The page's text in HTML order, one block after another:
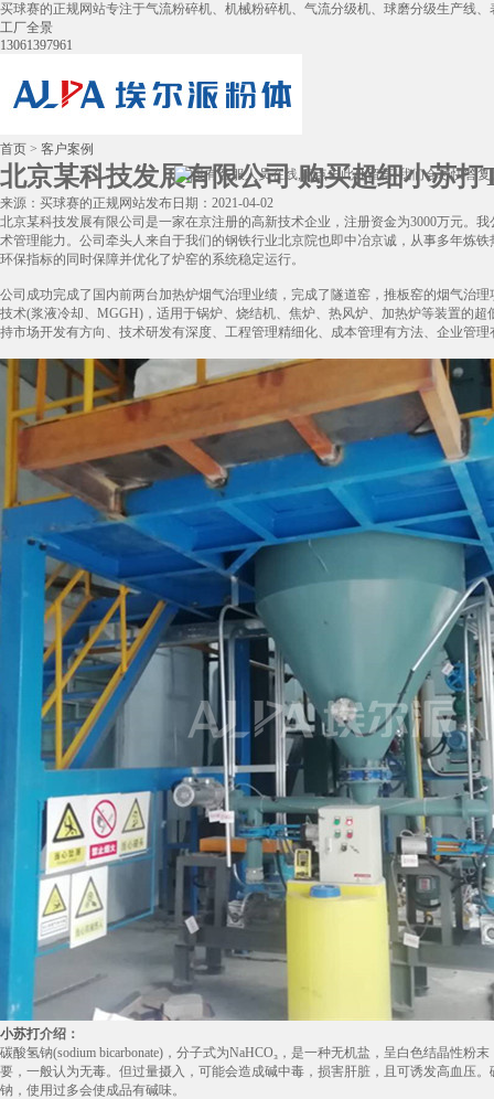
买球赛的正规网站专注于气流粉碎机、机械粉碎机、气流分级机、球磨分级生产线
工厂全景
13061397961
首页 > 客户案例
北京某科技发展有限公司 购买超细小苏打
来源：买球赛的正规网站发布日期：2021-04-02
北京某科技发展有限公司是一家在京注册的高新技术企业，注册资金为3000万元。
术管理能力。公司牵头人来自于我们的钢铁行业北京院也即中冶京诚，从事多年炼
环保指标的同时保障并优化了炉窑的系统稳定运行。
公司成功完成了国内前两台加热炉烟气治理业绩，完成了隧道窑，推板窑的烟气治
技术(浆液冷却、MGGH)，适用于锅炉、烧结机、焦炉、热风炉、加热炉等装置的
持市场开发有方向、技术研发有深度、工程管理精细化、成本管理有方法、企业管
小苏打介绍：
碳酸氢钠(sodium bicarbonate)，分子式为NaHCO₃，是一种无机盐，呈白色结晶性
要，一般认为无毒。但过量摄入，可能会造成碱中毒，损害肝脏，且可诱发高血压
钠，使用过多会使成品有碱味。